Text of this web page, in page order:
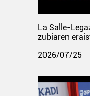
La Salle-
zubiaren
2026/07/25